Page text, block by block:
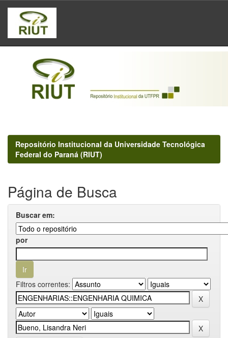
Skip
navigation
Repositório Institucional da Universidade Tecnológica
Federal do Paraná (RIUT)
Página de Busca
Buscar em:
por
Filtros correntes: